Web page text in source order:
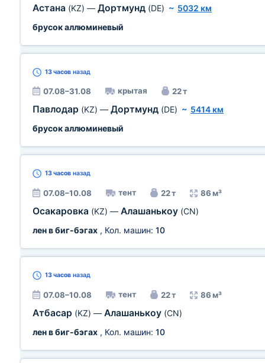
Астана (KZ) — Дортмунд (DE) ~ 5032 км
брусок аллюминевый
13 часов назад
07.08–31.08 крытая 22 т
Павлодар (KZ) — Дортмунд (DE) ~ 5414 км
брусок аллюминевый
13 часов назад
07.08–10.08 тент 22 т 86 м³
Осакаровка (KZ) — Алашанькоу (CN)
лен в биг-бэгах , Кол. машин: 10
13 часов назад
07.08–10.08 тент 22 т 86 м³
Атбасар (KZ) — Алашанькоу (CN)
лен в биг-бэгах , Кол. машин: 10